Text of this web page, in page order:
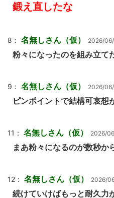
鍛え直したな
8： 名無しさん（仮） 2026/
粉々になったのを組み立て
9： 名無しさん（仮） 2026/
ピンポイントで結構可哀想
11： 名無しさん（仮） 2026/
まあ粉々になるのが数秒
12： 名無しさん（仮） 2026/
続けていけばもっと耐久力